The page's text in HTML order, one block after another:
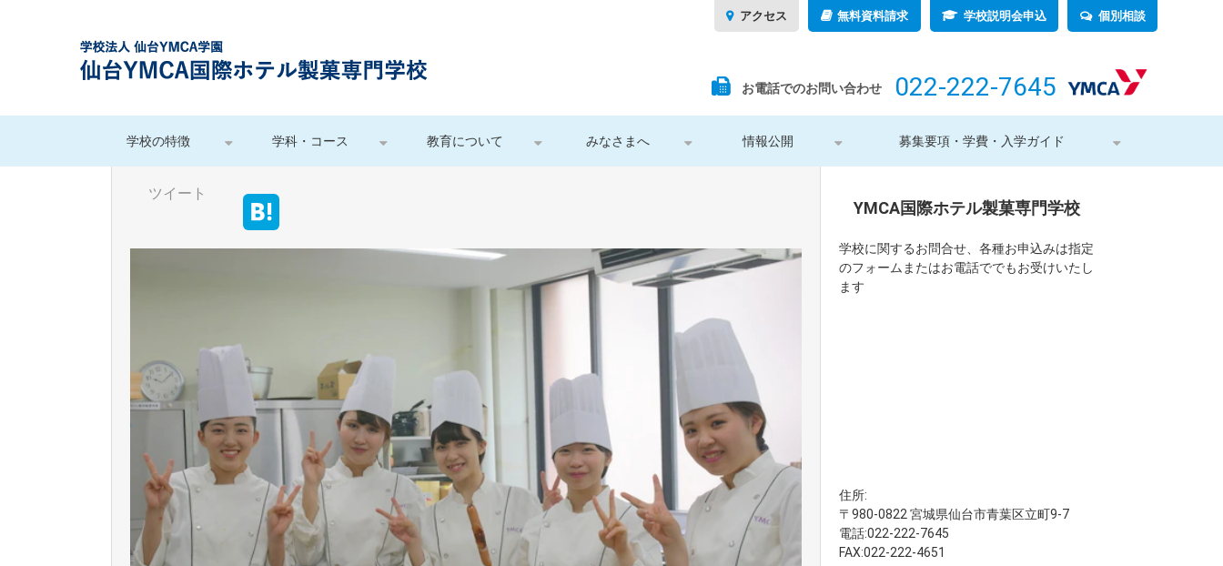
アクセス 無料資料請求 学校説明会申込 個別相談
お電話でのお問い合わせ 022-222-7645
学校の特徴 学科・コース 教育について みなさまへ 情報公開 募集要項・学費・入学ガイド
ツイート
YMCA国際ホテル製菓専門学校
学校に関するお問合せ、各種お申込みは指定
のフォームまたはお電話ででもお受けいたし
ます
住所:
〒980-0822 宮城県仙台市青葉区立町9-7
電話:022-222-7645
FAX:022-222-4651